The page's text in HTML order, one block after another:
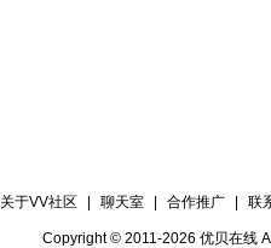
关于VV社区 聊天室 合作推广 联
Copyright © 2011-2026 优贝在线